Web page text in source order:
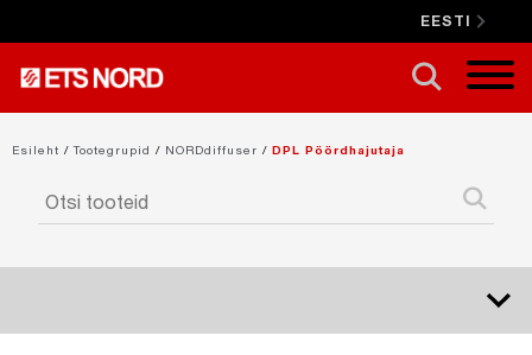
EESTI
Esileht /Tootegrupid / NORDdiffuser / DPL Pöördhajutaja